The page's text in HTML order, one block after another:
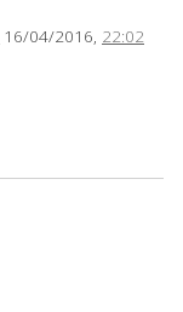
16/04/2016, 22:02